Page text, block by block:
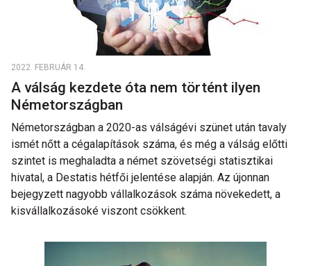
2022. FEBRUÁR 14.
A válság kezdete óta nem történt ilyen
Németországban
Németországban a 2020-as válságévi szünet után tavaly
ismét nőtt a cégalapítások száma, és még a válság előtti
szintet is meghaladta a német szövetségi statisztikai
hivatal, a Destatis hétfői jelentése alapján. Az újonnan
bejegyzett nagyobb vállalkozások száma növekedett, a
kisvállalkozásoké viszont csökkent.